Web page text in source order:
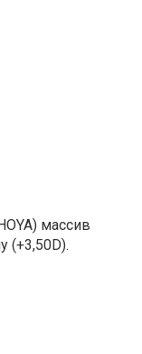
массив
(+3,50D).